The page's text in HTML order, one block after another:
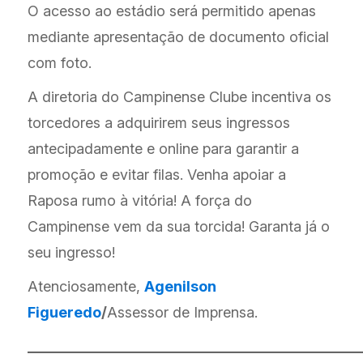
O acesso ao estádio será permitido apenas
mediante apresentação de documento oficial
com foto.
A diretoria do Campinense Clube incentiva os
torcedores a adquirirem seus ingressos
antecipadamente e online para garantir a
promoção e evitar filas. Venha apoiar a
Raposa rumo à vitória! A força do
Campinense vem da sua torcida! Garanta já o
seu ingresso!
Atenciosamente, Agenilson
Figueredo/Assessor de Imprensa.